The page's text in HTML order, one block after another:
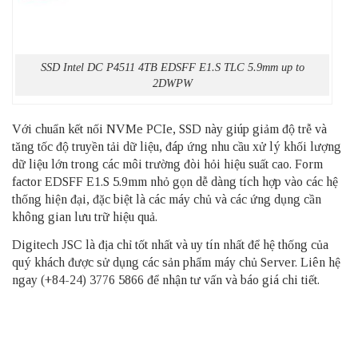
SSD Intel DC P4511 4TB EDSFF E1.S TLC 5.9mm up to
2DWPW
Với chuẩn kết nối NVMe PCIe, SSD này giúp giảm độ trễ và
tăng tốc độ truyền tải dữ liệu, đáp ứng nhu cầu xử lý khối lượng
dữ liệu lớn trong các môi trường đòi hỏi hiệu suất cao. Form
factor EDSFF E1.S 5.9mm nhỏ gọn dễ dàng tích hợp vào các hệ
thống hiện đại, đặc biệt là các máy chủ và các ứng dụng cần
không gian lưu trữ hiệu quả.
Digitech JSC là địa chỉ tốt nhất và uy tín nhất để hệ thống của
quý khách được sử dụng các sản phẩm máy chủ Server. Liên hệ
ngay (+84-24) 3776 5866 để nhận tư vấn và báo giá chi tiết.